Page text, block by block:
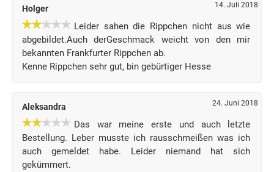
Holger 14. Juli 2018
Leider sahen die Rippchen nicht aus wie
abgebildet.Auch derGeschmack weicht von den mir
bekannten Frankfurter Rippchen ab.
Kenne Rippchen sehr gut, bin gebürtiger Hesse
Aleksandra 24. Juni 2018
Das war meine erste und auch letzte
Bestellung. Leber musste ich rausschmeißen was ich
auch gemeldet habe. Leider niemand hat sich
gekümmert.